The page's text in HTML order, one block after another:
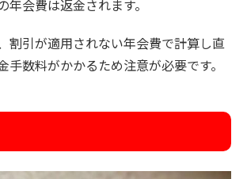
年会費は返金されます。
割引が適用されない年会費で計算し直
手数料がかかるため注意が必要です。